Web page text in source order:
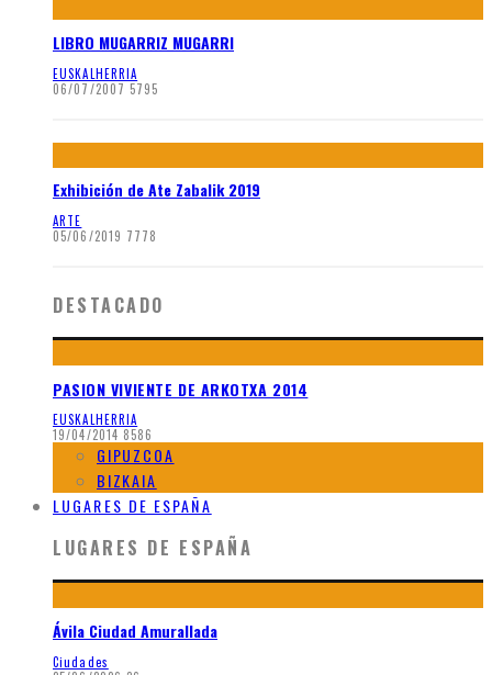
LIBRO MUGARRIZ MUGARRI
EUSKALHERRIA
06/07/2007 5795
Exhibición de Ate Zabalik 2019
ARTE
05/06/2019 7778
DESTACADO
PASION VIVIENTE DE ARKOTXA 2014
EUSKALHERRIA
19/04/2014 8586
GIPUZCOA
BIZKAIA
LUGARES DE ESPAÑA
LUGARES DE ESPAÑA
Ávila Ciudad Amurallada
Ciudades